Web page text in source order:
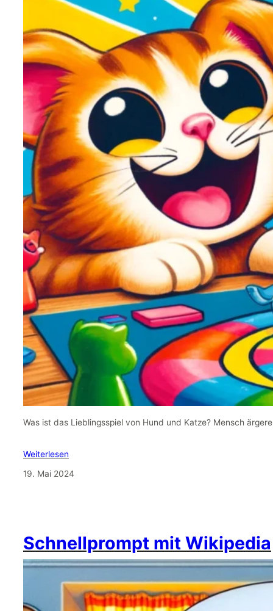
Was ist das Lieblingsspiel von Hund und Katze? Mensch
Weiterlesen
19. Mai 2024
Schnellprompt mit Wikipedia